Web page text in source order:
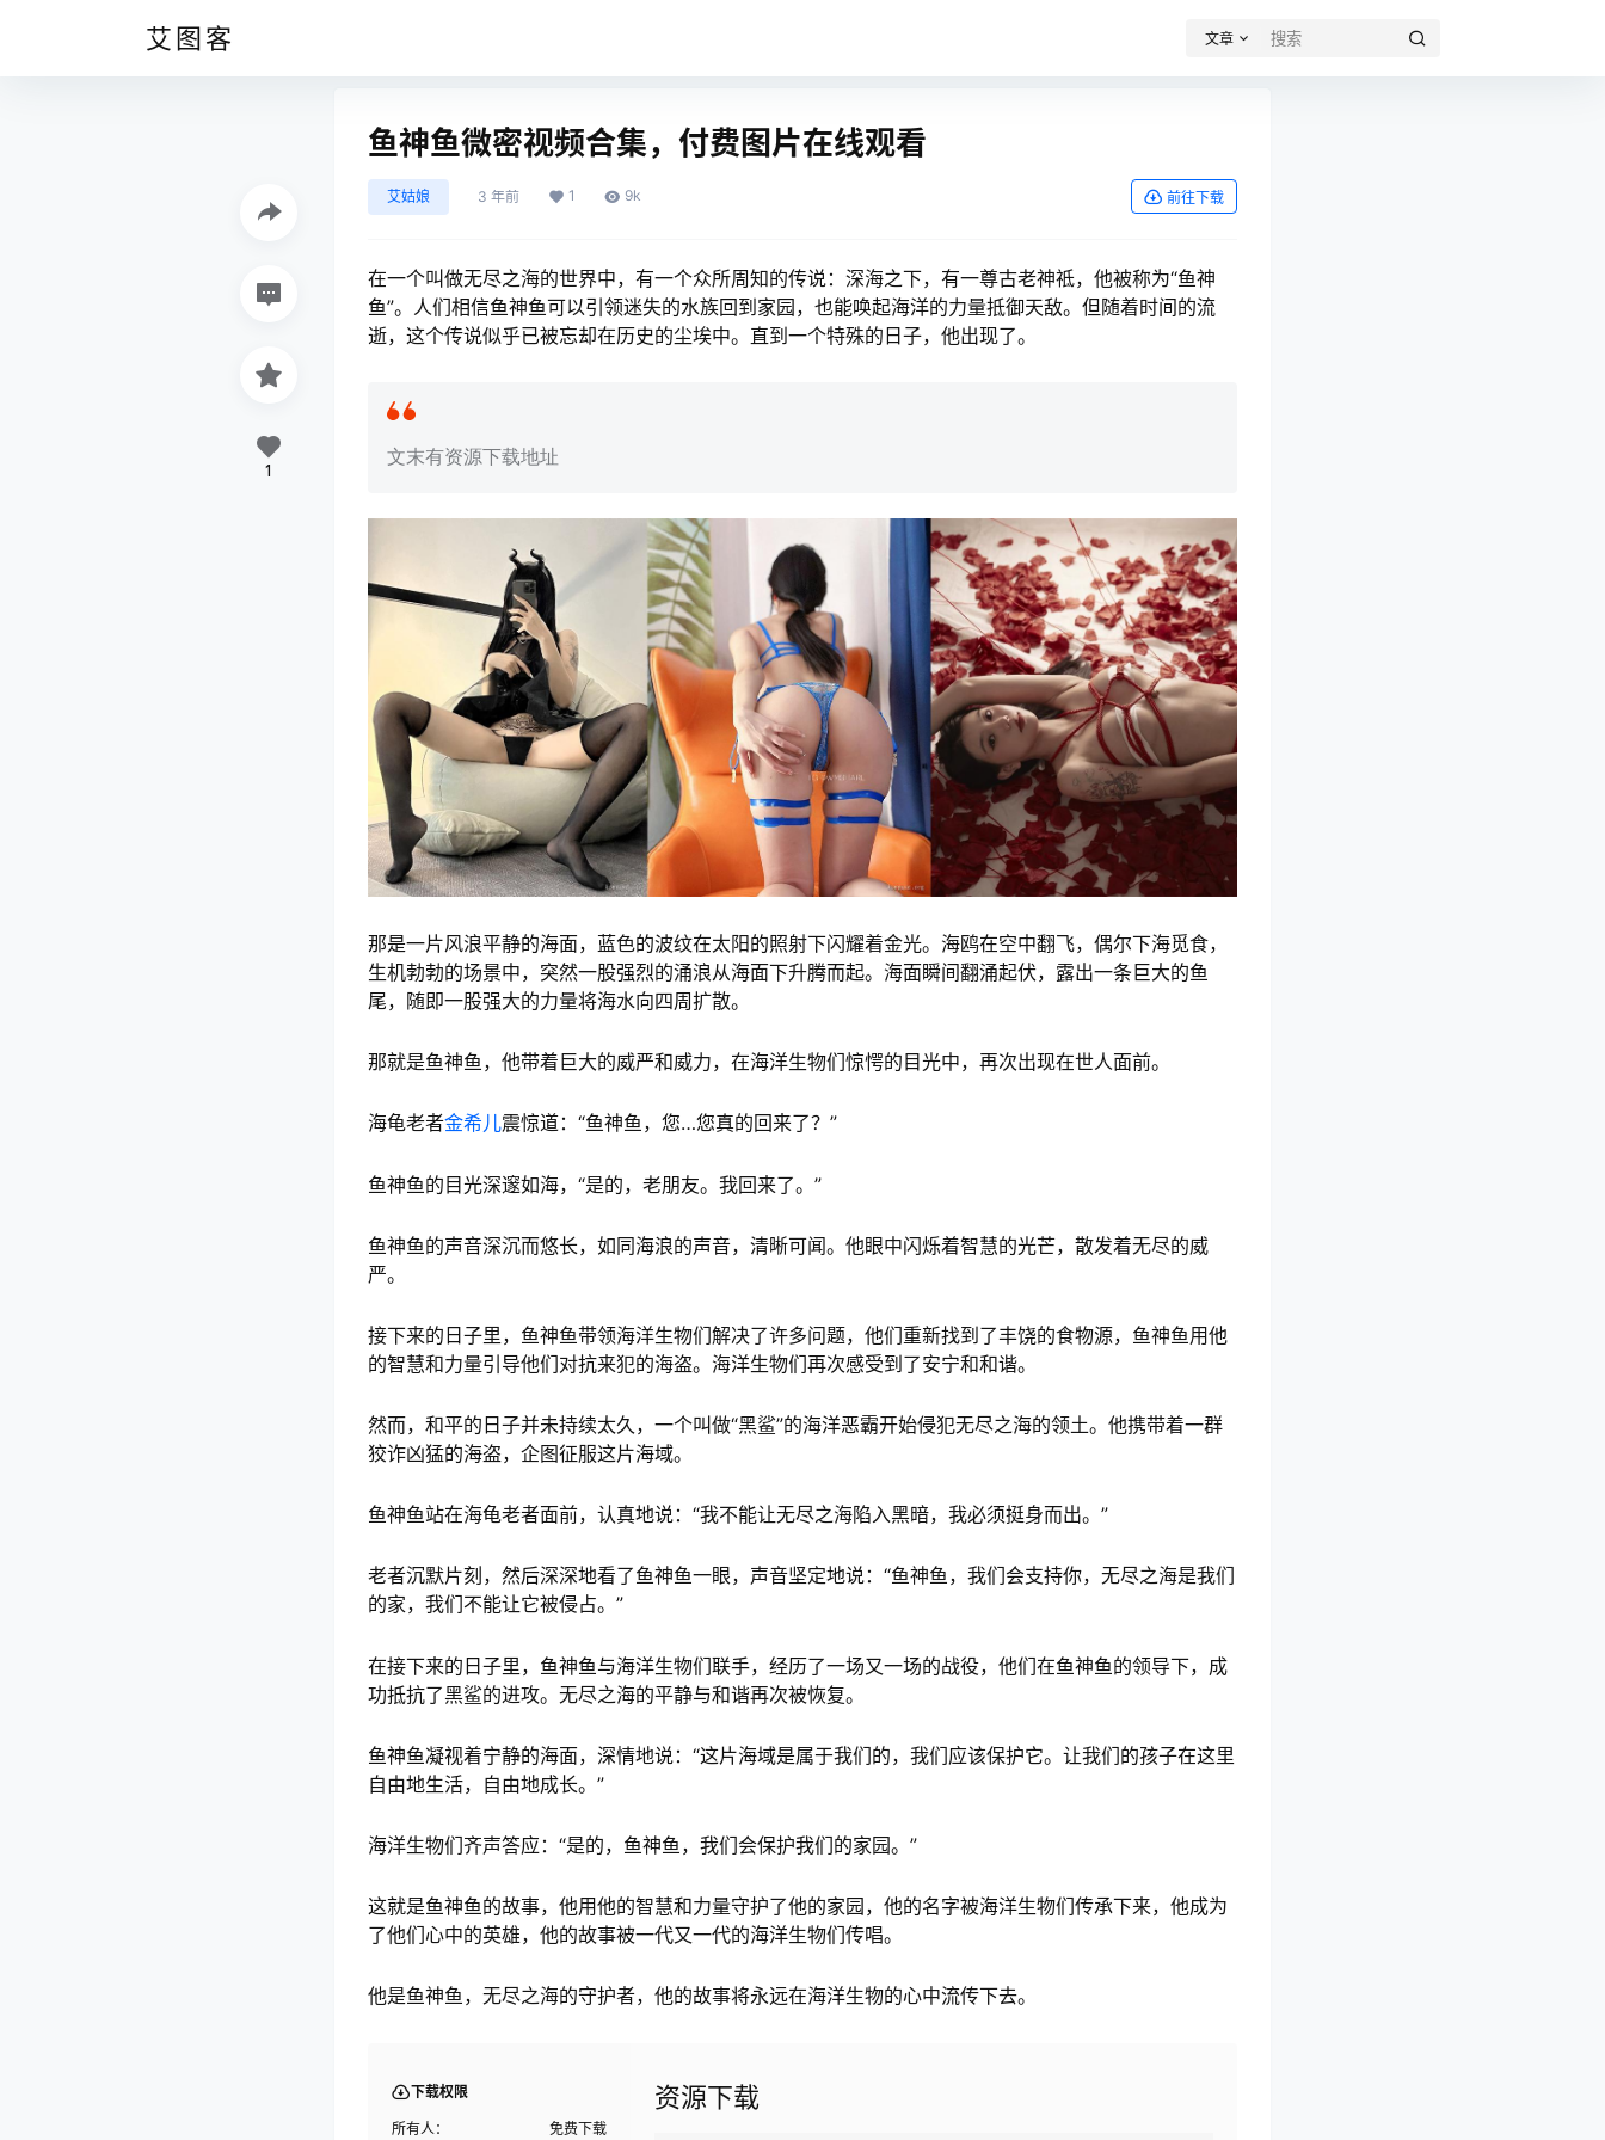
艾图客 文章
鱼神鱼微密视频合集，付费图片在线观看
艾姑娘 3 年前 1 9k 前往下载
在一个叫做无尽之海的世界中，有一个众所周知的传说：深海之下，有一尊古老神祗，他被称为“鱼神
鱼”。人们相信鱼神鱼可以引领迷失的水族回到家园，也能唤起海洋的力量抵御天敌。但随着时间的流
逝，这个传说似乎已被忘却在历史的尘埃中。直到一个特殊的日子，他出现了。
文末有资源下载地址
那是一片风浪平静的海面，蓝色的波纹在太阳的照射下闪耀着金光。海鸥在空中翻飞，偶尔下海觅食，
生机勃勃的场景中，突然一股强烈的涌浪从海面下升腾而起。海面瞬间翻涌起伏，露出一条巨大的鱼
尾，随即一股强大的力量将海水向四周扩散。
那就是鱼神鱼，他带着巨大的威严和威力，在海洋生物们惊愕的目光中，再次出现在世人面前。
海龟老者金希儿震惊道：“鱼神鱼，您…您真的回来了？”
鱼神鱼的目光深邃如海，“是的，老朋友。我回来了。”
鱼神鱼的声音深沉而悠长，如同海浪的声音，清晰可闻。他眼中闪烁着智慧的光芒，散发着无尽的威
严。
接下来的日子里，鱼神鱼带领海洋生物们解决了许多问题，他们重新找到了丰饶的食物源，鱼神鱼用他
的智慧和力量引导他们对抗来犯的海盗。海洋生物们再次感受到了安宁和和谐。
然而，和平的日子并未持续太久，一个叫做“黑鲨”的海洋恶霸开始侵犯无尽之海的领土。他携带着一群
狡诈凶猛的海盗，企图征服这片海域。
鱼神鱼站在海龟老者面前，认真地说：“我不能让无尽之海陷入黑暗，我必须挺身而出。”
老者沉默片刻，然后深深地看了鱼神鱼一眼，声音坚定地说：“鱼神鱼，我们会支持你，无尽之海是我们
的家，我们不能让它被侵占。”
在接下来的日子里，鱼神鱼与海洋生物们联手，经历了一场又一场的战役，他们在鱼神鱼的领导下，成
功抵抗了黑鲨的进攻。无尽之海的平静与和谐再次被恢复。
鱼神鱼凝视着宁静的海面，深情地说：“这片海域是属于我们的，我们应该保护它。让我们的孩子在这里
自由地生活，自由地成长。”
海洋生物们齐声答应：“是的，鱼神鱼，我们会保护我们的家园。”
这就是鱼神鱼的故事，他用他的智慧和力量守护了他的家园，他的名字被海洋生物们传承下来，他成为
了他们心中的英雄，他的故事被一代又一代的海洋生物们传唱。
他是鱼神鱼，无尽之海的守护者，他的故事将永远在海洋生物的心中流传下去。
下载权限
所有人： 免费下载
资源下载
1